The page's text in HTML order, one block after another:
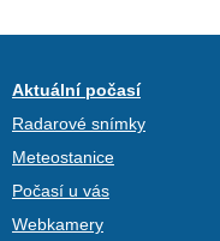
Aktuální počasí
Radarové snímky
Meteostanice
Počasí u vás
Webkamery